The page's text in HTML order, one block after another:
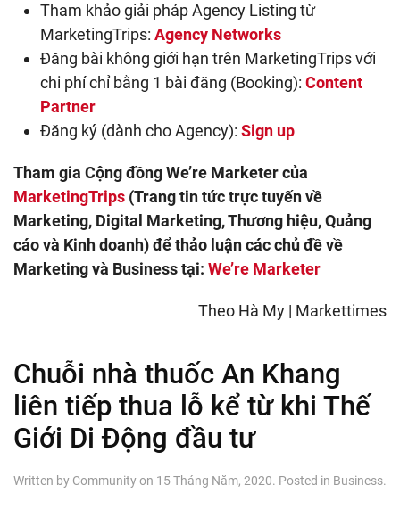
Tham khảo giải pháp Agency Listing từ
MarketingTrips: Agency Networks
Đăng bài không giới hạn trên MarketingTrips với
chi phí chỉ bằng 1 bài đăng (Booking): Content
Partner
Đăng ký (dành cho Agency): Sign up
Tham gia Cộng đồng We’re Marketer của
MarketingTrips (Trang tin tức trực tuyến về
Marketing, Digital Marketing, Thương hiệu, Quảng
cáo và Kinh doanh) để thảo luận các chủ đề về
Marketing và Business tại: We’re Marketer
Theo Hà My | Markettimes
Chuỗi nhà thuốc An Khang
liên tiếp thua lỗ kể từ khi Thế
Giới Di Động đầu tư
Written by Communityon 15 Tháng Năm, 2020. Posted in Business.